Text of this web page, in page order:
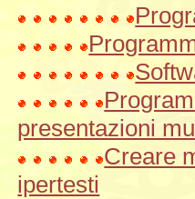
presentazioni
Creare
ipertesti